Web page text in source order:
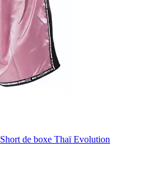
Short de boxe Thaï Evolution